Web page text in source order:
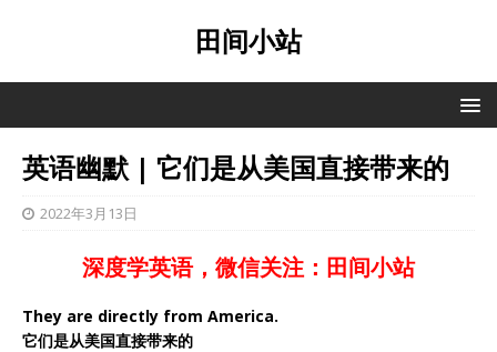
田间小站
英语幽默 | 它们是从美国直接带来的
2022年3月13日
深度学英语，微信关注：田间小站
They are directly from America.
它们是从美国直接带来的